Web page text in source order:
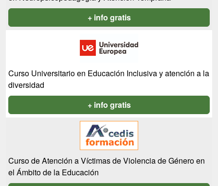
+ info gratis
Curso Universitario en Educación Inclusiva y atención a la
diversidad
+ info gratis
Curso de Atención a Víctimas de Violencia de Género en
el Ámbito de la Educación